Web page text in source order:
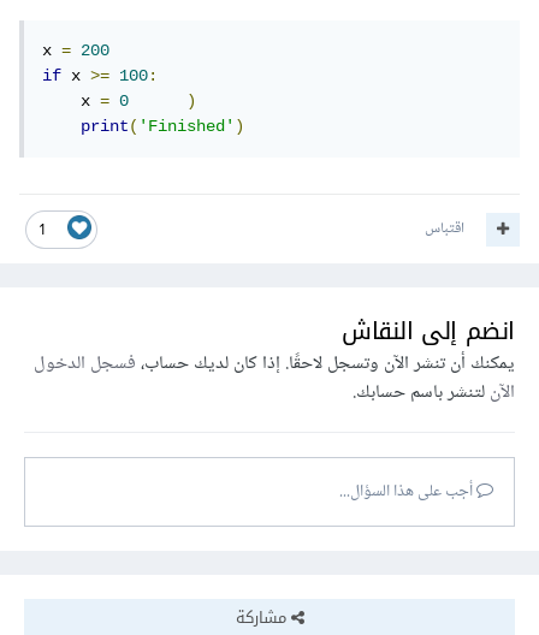
x =
200
if x >= 100:
    x
= 0
)
print('Finished')
1 اقتباس
انضم إلى النقاش
يمكنك أن تنشر الآن وتسجل لاحقًا. إذا كان لديك حساب،فسجل الدخول
الآنلتنشر باسم حسابك.
أجب على هذا السؤال...
مشاركة